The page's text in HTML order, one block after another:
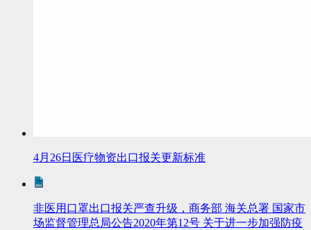
4月26日医疗物资出口报关更新标准
非医用口罩出口报关严查升级，商务部 海关总署 国家市
场监督管理总局公告2020年第12号 关于进一步加强防疫